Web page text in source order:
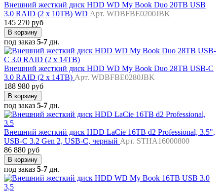
Внешний жесткий диск HDD WD My Book Duo 20TB USB
3.0 RAID (2 x 10TB) WD Арт. WDBFBE0200JBK
145 270 руб
В корзину
под заказ 5-7 дн.
Внешний жесткий диск HDD WD My Book Duo 28TB USB-C
3.0 RAID (2 x 14TB) Арт. WDBFBE0280JBK
188 980 руб
В корзину
под заказ 5-7 дн.
Внешний жесткий диск HDD LaCie 16TB d2 Professional, 3.5",
USB-C 3.2 Gen 2, USB-C, черный Арт. STHA16000800
86 880 руб
В корзину
под заказ 5-7 дн.